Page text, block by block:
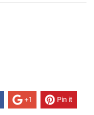
+1 Pin it